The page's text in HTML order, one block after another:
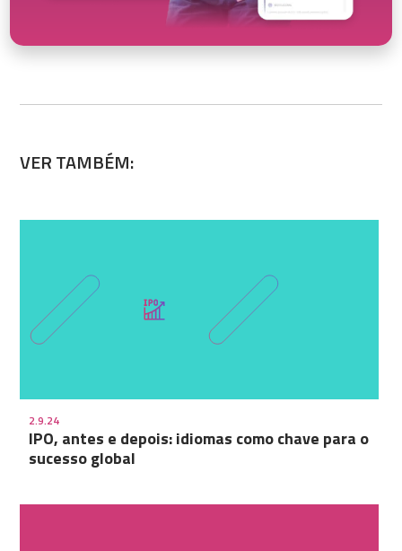
VER TAMBÉM:
2.9.24
IPO, antes e depois: idiomas como chave para o
sucesso global